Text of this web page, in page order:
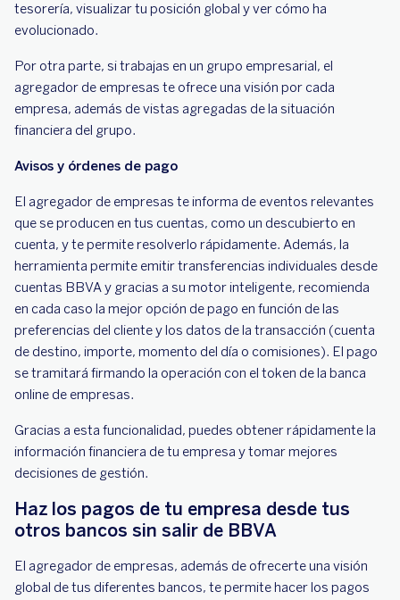
tesorería, visualizar tu posición global y ver cómo ha
evolucionado.
Por otra parte, si trabajas en un grupo empresarial, el
agregador de empresas te ofrece una visión por cada
empresa, además de vistas agregadas de la situación
financiera del grupo.
Avisos y órdenes de pago
El agregador de empresas te informa de eventos relevantes
que se producen en tus cuentas, como un descubierto en
cuenta, y te permite resolverlo rápidamente. Además, la
herramienta permite emitir transferencias individuales desde
cuentas BBVA y gracias a su motor inteligente, recomienda
en cada caso la mejor opción de pago en función de las
preferencias del cliente y los datos de la transacción (cuenta
de destino, importe, momento del día o comisiones). El pago
se tramitará firmando la operación con el token de la banca
online de empresas.
Gracias a esta funcionalidad, puedes obtener rápidamente la
información financiera de tu empresa y tomar mejores
decisiones de gestión.
Haz los pagos de tu empresa desde tus
otros bancos sin salir de BBVA
El agregador de empresas, además de ofrecerte una visión
global de tus diferentes bancos, te permite hacer los pagos